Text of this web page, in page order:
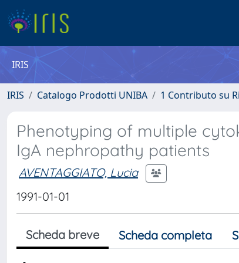
IRIS
IRIS Catalogo Prodotti UNIBA 1 Contributo su
Phenotyping of multiple
IgA nephropathy patients
AVENTAGGIATO, Lucia
1991-01-01
Scheda breve Scheda completa